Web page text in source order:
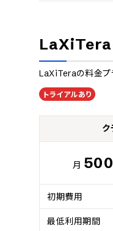
LaXiTera
LaXiTeraの料金プ
トライアルあり
ク
月 500
初期費用
最低利用期間